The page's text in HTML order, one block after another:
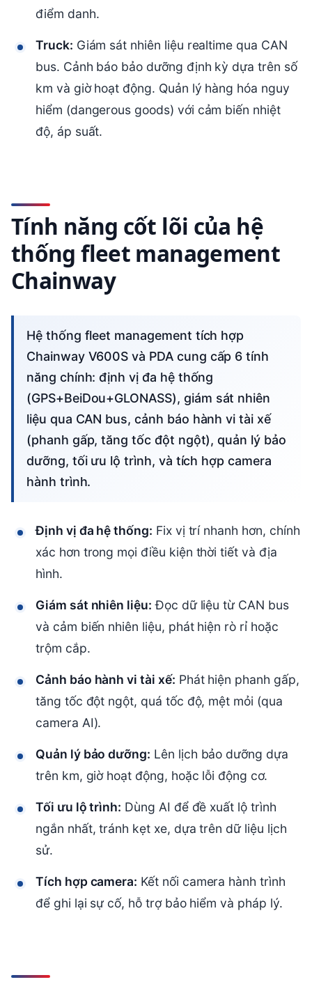
điểm danh.
Truck: Giám sát nhiên liệu realtime qua CAN
bus. Cảnh báo bảo dưỡng định kỳ dựa trên số
km và giờ hoạt động. Quản lý hàng hóa nguy
hiểm (dangerous goods) với cảm biến nhiệt
độ, áp suất.
Tính năng cốt lõi của hệ
thống fleet management
Chainway
Hệ thống fleet management tích hợp
Chainway V600S và PDA cung cấp 6 tính
năng chính: định vị đa hệ thống
(GPS+BeiDou+GLONASS), giám sát nhiên
liệu qua CAN bus, cảnh báo hành vi tài xế
(phanh gấp, tăng tốc đột ngột), quản lý bảo
dưỡng, tối ưu lộ trình, và tích hợp camera
hành trình.
Định vị đa hệ thống: Fix vị trí nhanh hơn, chính
xác hơn trong mọi điều kiện thời tiết và địa
hình.
Giám sát nhiên liệu: Đọc dữ liệu từ CAN bus
và cảm biến nhiên liệu, phát hiện rò rỉ hoặc
trộm cắp.
Cảnh báo hành vi tài xế: Phát hiện phanh gấp,
tăng tốc đột ngột, quá tốc độ, mệt mỏi (qua
camera AI).
Quản lý bảo dưỡng: Lên lịch bảo dưỡng dựa
trên km, giờ hoạt động, hoặc lỗi động cơ.
Tối ưu lộ trình: Dùng AI để đề xuất lộ trình
ngắn nhất, tránh kẹt xe, dựa trên dữ liệu lịch
sử.
Tích hợp camera: Kết nối camera hành trình
để ghi lại sự cố, hỗ trợ bảo hiểm và pháp lý.